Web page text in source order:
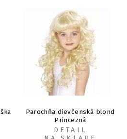
Parochňa dievčenská blond
Princezná
DETAIL